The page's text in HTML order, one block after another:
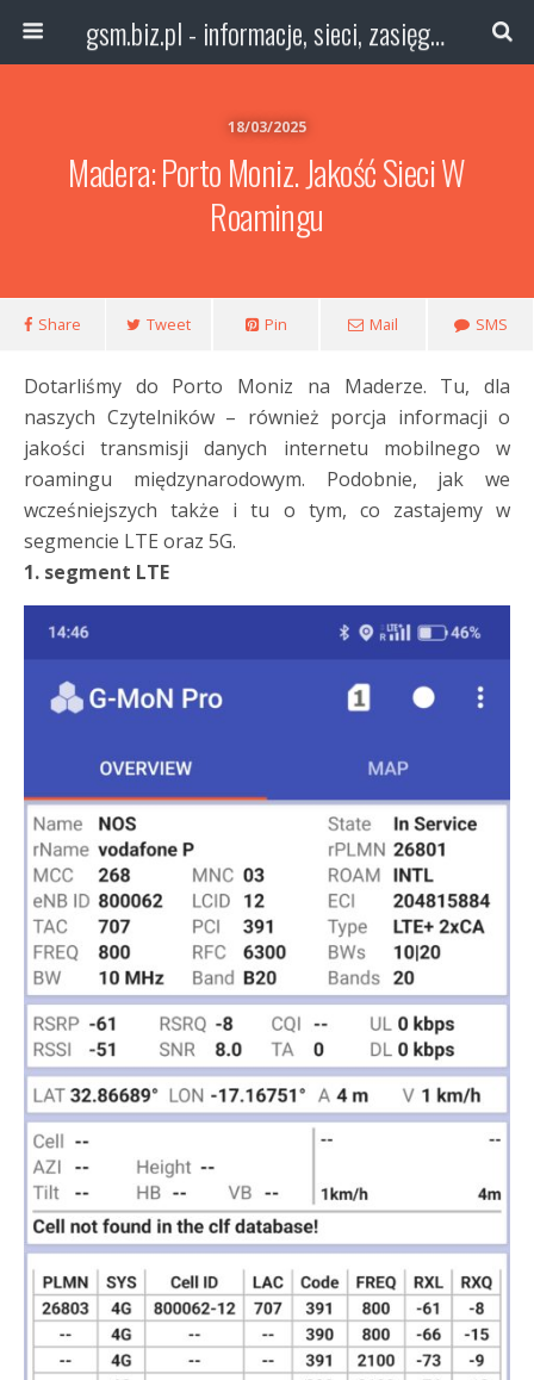
gsm.biz.pl - informacje, sieci, zasięg technologie
18/03/2025
Madera: Porto Moniz. Jakość Sieci W
Roamingu
Share Tweet Pin Mail SMS
Dotarliśmy do Porto Moniz na Maderze. Tu, dla
naszych Czytelników – również porcja informacji o
jakości transmisji danych internetu mobilnego w
roamingu międzynarodowym. Podobnie, jak we
wcześniejszych także i tu o tym, co zastajemy w
segmencie LTE oraz 5G.
1. segment LTE